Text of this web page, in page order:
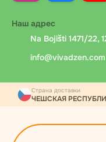
Наш адрес
Na Bojišti 1471/22,
info@vivadzen.com
Страна доставки
ЧЕШСКАЯ